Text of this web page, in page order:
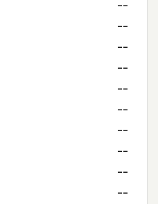
--
--
--
--
--
--
--
--
--
--